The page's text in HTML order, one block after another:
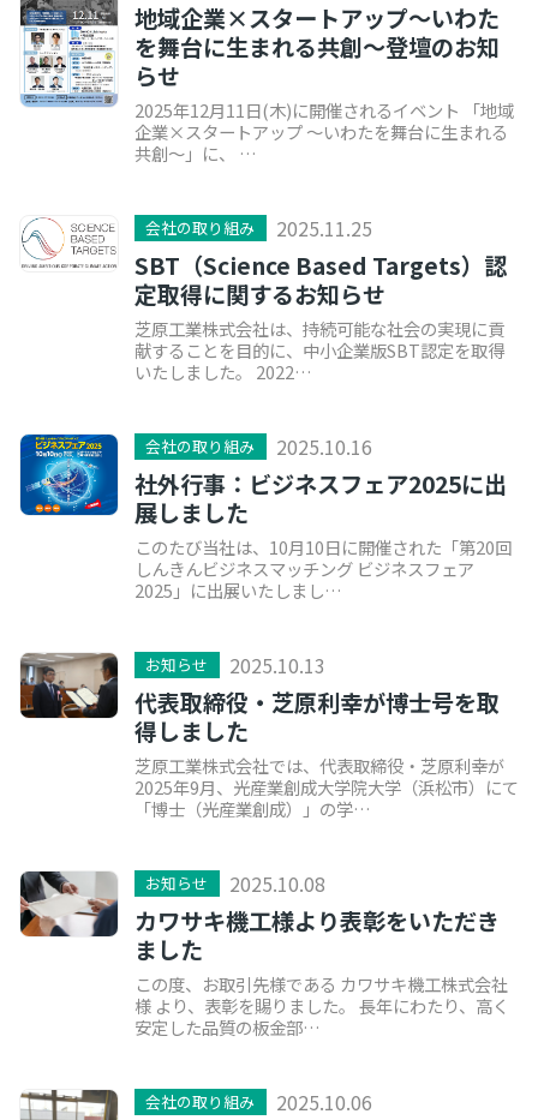
地域企業×スタートアップ～いわた
を舞台に生まれる共創～登壇のお知
らせ
2025年12月11日(木)に開催されるイベント 「地域
企業×スタートアップ ～いわたを舞台に生まれる
共創～」に、 …
会社の取り組み 2025.11.25
SBT（Science Based Targets）認
定取得に関するお知らせ
芝原工業株式会社は、持続可能な社会の実現に貢
献することを目的に、中小企業版SBT認定を取得
いたしました。 2022…
会社の取り組み 2025.10.16
社外行事：ビジネスフェア2025に出
展しました
このたび当社は、10月10日に開催された「第20回
しんきんビジネスマッチング ビジネスフェア
2025」に出展いたしまし…
お知らせ 2025.10.13
代表取締役・芝原利幸が博士号を取
得しました
芝原工業株式会社では、代表取締役・芝原利幸が
2025年9月、光産業創成大学院大学（浜松市）にて
「博士（光産業創成）」の学…
お知らせ 2025.10.08
カワサキ機工様より表彰をいただき
ました
この度、お取引先様である カワサキ機工株式会社
様 より、表彰を賜りました。 長年にわたり、高く
安定した品質の板金部…
会社の取り組み 2025.10.06